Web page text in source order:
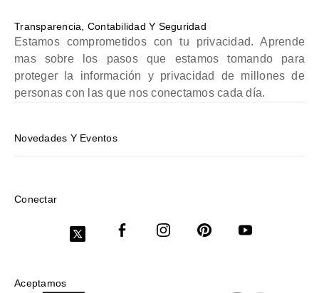
Transparencia, Contabilidad Y Seguridad
Estamos comprometidos con tu privacidad. Aprende
mas sobre los pasos que estamos tomando para
proteger la información y privacidad de millones de
personas con las que nos conectamos cada día.
Novedades Y Eventos
Conectar
Aceptamos